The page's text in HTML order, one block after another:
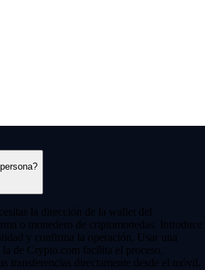
la dirección de la wallet del
o monedero de criptomonedas. Introduce
y confirma la operación. Usar una
de Crypto.com facilita el proceso,
transferencias directamente desde el móvil.